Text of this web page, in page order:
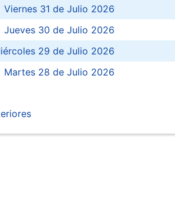
Viernes 31 de Julio 2026
Jueves 30 de Julio 2026
29 de Julio 2026
Martes 28 de Julio 2026